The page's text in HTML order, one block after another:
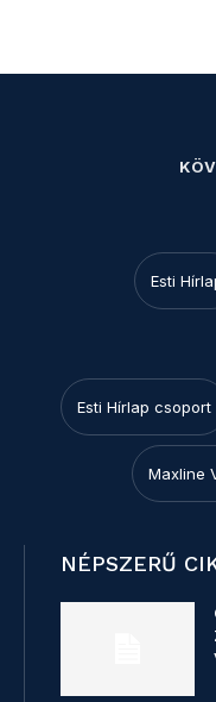
Esti
Esti Hírlap csoport
Maxline
NÉPSZERŰ